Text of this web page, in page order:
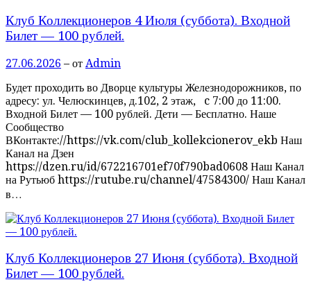
Клуб Коллекционеров 4 Июля (суббота). Входной
Билет — 100 рублей.
27.06.2026 – от Admin
Будет проходить во Дворце культуры Железнодорожников, по
адресу: ул. Челюскинцев, д.102, 2 этаж, c 7:00 до 11:00.
Входной Билет — 100 рублей. Дети — Бесплатно. Наше
Сообщество
ВКонтакте://https://vk.com/club_kollekcionerov_ekb Наш
Канал на Дзен
https://dzen.ru/id/672216701ef70f790bad0608 Наш Канал
на Рутьюб https://rutube.ru/channel/47584300/ Наш Канал
в…
Клуб Коллекционеров 27 Июня (суббота). Входной
Билет — 100 рублей.